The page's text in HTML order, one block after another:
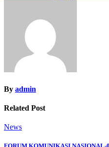
By admin
Related Post
News